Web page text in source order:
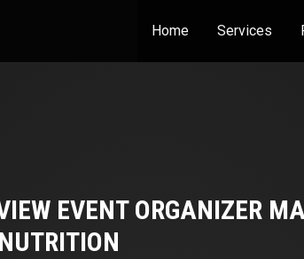
Home Services
EVENT ORGANIZER